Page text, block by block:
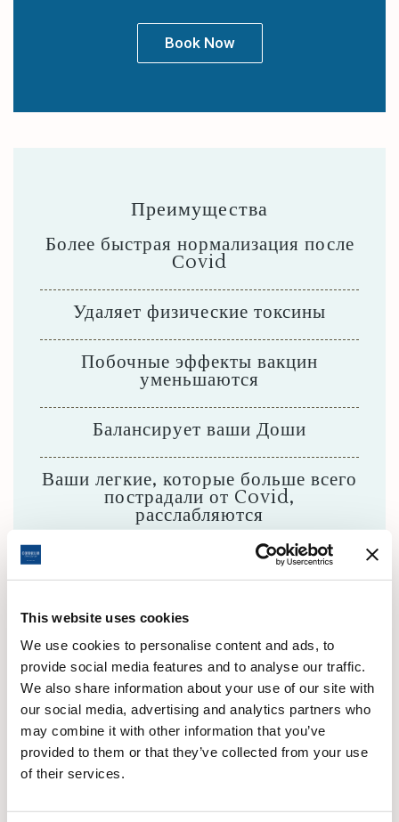
This website uses cookies
We use cookies to personalise content and ads, to
provide social media features and to analyse our traffic.
We also share information about your use of our site with
our social media, advertising and analytics partners who
may combine it with other information that you’ve
provided to them or that they’ve collected from your use
of their services.
Book Now
Преимущества
Более быстрая нормализация после
Сovid
Удаляет физические токсины
Побочные эффекты вакцин
уменьшаются
Балансирует ваши Доши
Ваши легкие, которые больше всего
пострадали от Covid,
расслабляются
Увеличивает силу вашей
пищеварительной системы
снижает риск заболеть
Дарит ощущение благополучия и
успокаивает
Увеличивает продолжительность
жизни, замедляя преждевременное